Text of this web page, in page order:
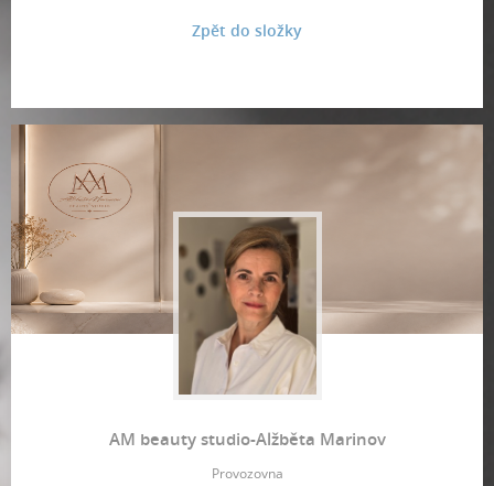
Zpět do složky
AM beauty studio-Alžběta Marinov
Provozovna